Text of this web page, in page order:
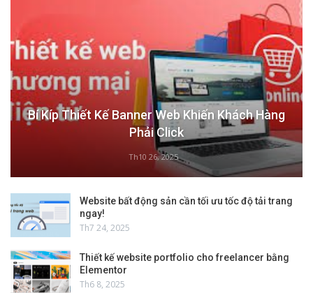
Bí Kíp Thiết Kế Banner Web Khiến Khách Hàng
Phải Click
Th10 26, 2025
Website bất động sản cần tối ưu tốc độ tải trang
ngay!
Th7 24, 2025
Thiết kế website portfolio cho freelancer bằng
Elementor
Th6 8, 2025